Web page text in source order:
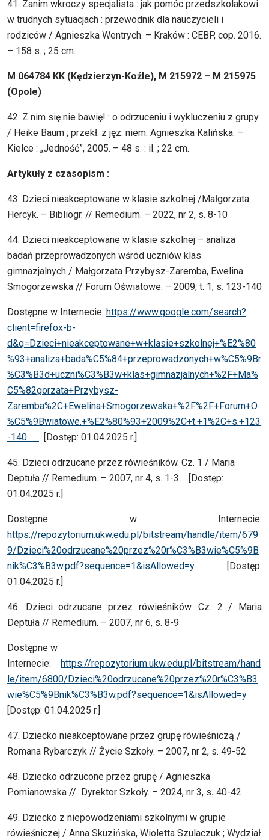
41. Zanim wkroczy specjalista : jak pomóc przedszkolakowi
w trudnych sytuacjach : przewodnik dla nauczycieli i
rodziców / Agnieszka Wentrych. – Kraków : CEBP, cop. 2016.
– 158 s. ; 25 cm.
M 064784 KK (Kędzierzyn-Koźle), M 215972 – M 215975
(Opole)
42. Z nim się nie bawię! : o odrzuceniu i wykluczeniu z grupy
/ Heike Baum ; przekł. z jęz. niem. Agnieszka Kalińska. –
Kielce : „Jedność”, 2005. – 48 s. : il. ; 22 cm.
Artykuły z czasopism :
43. Dzieci nieakceptowane w klasie szkolnej /Małgorzata
Hercyk. – Bibliogr. // Remedium. – 2022, nr 2, s. 8-10
44. Dzieci nieakceptowane w klasie szkolnej – analiza
badań przeprowadzonych wśród uczniów klas
gimnazjalnych / Małgorzata Przybysz-Zaremba, Ewelina
Smogorzewska // Forum Oświatowe. – 2009, t. 1, s. 123-140
Dostępne w Internecie: https://www.google.com/search?
client=firefox-b-
d&q=Dzieci+nieakceptowane+w+klasie+szkolnej+%E2%80
%93+analiza+bada%C5%84+przeprowadzonych+w%C5%9Br
%C3%B3d+uczni%C3%B3w+klas+gimnazjalnych+%2F+Ma%
C5%82gorzata+Przybysz-
Zaremba%2C+Ewelina+Smogorzewska+%2F%2F+Forum+O
%C5%9Bwiatowe.+%E2%80%93+2009%2C+t.+1%2C+s.+123
-140
[Dostęp: 01.04.2025 r.]
45. Dzieci odrzucane przez rówieśników. Cz. 1 / Maria
Deptuła // Remedium. – 2007, nr 4, s. 1-3 [Dostęp:
01.04.2025 r.]
Dostępne w Internecie:
https://repozytorium.ukw.edu.pl/bitstream/handle/item/679
9/Dzieci%20odrzucane%20przez%20r%C3%B3wie%C5%9B
nik%C3%B3w.pdf?sequence=1&isAllowed=y [Dostęp:
01.04.2025 r.]
46. Dzieci odrzucane przez rówieśników. Cz. 2 / Maria
Deptuła // Remedium. – 2007, nr 6, s. 8-9
Dostępne w
Internecie: https://repozytorium.ukw.edu.pl/bitstream/hand
le/item/6800/Dzieci%20odrzucane%20przez%20r%C3%B3
wie%C5%9Bnik%C3%B3w.pdf?sequence=1&isAllowed=y
[Dostęp: 01.04.2025 r.]
47. Dziecko nieakceptowane przez grupę rówieśniczą /
Romana Rybarczyk // Życie Szkoły. – 2007, nr 2, s. 49-52
48. Dziecko odrzucone przez grupę / Agnieszka
Pomianowska // Dyrektor Szkoły. – 2024, nr 3, s. 40-42
49. Dziecko z niepowodzeniami szkolnymi w grupie
rówieśniczej / Anna Skuzińska, Wioletta Szulaczuk ; Wydział